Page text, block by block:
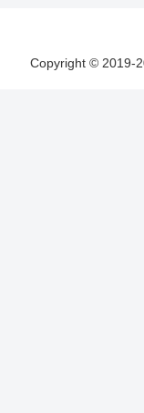
Copyright © 2019-